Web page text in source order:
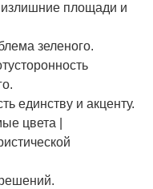
площади и
зеленого.
единству и акценту.
цвета |